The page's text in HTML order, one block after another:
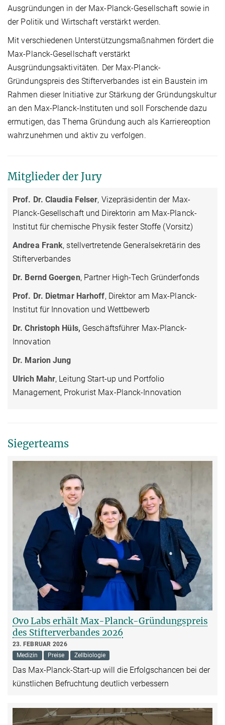
Ausgründungen in der Max-Planck-Gesellschaft sowie in
der Politik und Wirtschaft verstärkt werden.
Mit verschiedenen Unterstützungsmaßnahmen fördert die
Max-Planck-Gesellschaft verstärkt
Ausgründungsaktivitäten. Der Max-Planck-
Gründungspreis des Stifterverbandes ist ein Baustein im
Rahmen dieser Initiative zur Stärkung der Gründungskultur
an den Max-Planck-Instituten und soll Forschende dazu
ermutigen, das Thema Gründung auch als Karriereoption
wahrzunehmen und aktiv zu verfolgen.
Mitglieder der Jury
Prof. Dr. Claudia Felser, Vizepräsidentin der Max-
Planck-Gesellschaft und Direktorin am Max-Planck-
Institut für chemische Physik fester Stoffe (Vorsitz)
Andrea Frank, stellvertretende Generalsekretärin des
Stifterverbandes
Dr. Bernd Goergen, Partner High-Tech Gründerfonds
Prof. Dr. Dietmar Harhoff, Direktor am Max-Planck-
Institut für Innovation und Wettbewerb
Dr. Christoph Hüls, Geschäftsführer Max-Planck-
Innovation
Dr. Marion Jung
Ulrich Mahr, Leitung Start-up und Portfolio
Management, Prokurist Max-Planck-Innovation
Siegerteams
Ovo Labs erhält Max-Planck-Gründungspreis
des Stifterverbandes 2026
23. FEBRUAR 2026
Medizin
Preise Zellbiologie
Das Max-Planck-Start-up will die Erfolgschancen bei der
künstlichen Befruchtung deutlich verbessern